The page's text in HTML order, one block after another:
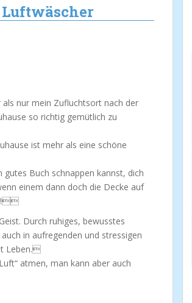
nur mein Zufluchtsort nach der
so richtig gemütlich zu
ist mehr als eine schöne
Buch schnappen kannst, dich
einem dann doch die Decke auf
Durch ruhiges, bewusstes
in aufregenden und stressigen
Leben.
atmen, man kann aber auch